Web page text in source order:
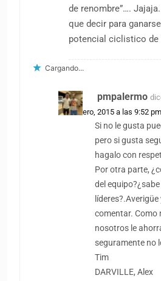
de renombre”….
que decir para
potencial ciclistico de
Cargando...
pmpalermo
14 febrero, 2015 a las 9:52 pm
Si no le gusta
pero si gusta
hagalo con
Por otra parte,
del
comentar. Como
nosotros le
seguramente no
Tim
DARVILLE, Alex